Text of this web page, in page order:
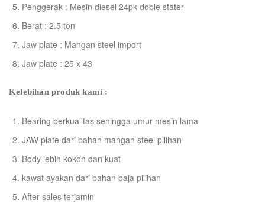
Penggerak : Mesin diesel 24pk doble stater
Berat : 2.5 ton
Jaw plate : Mangan steel import
Jaw plate : 25 x 43
Kelebihan produk kami :
Bearing berkualitas sehingga umur mesin lama
JAW plate dari bahan mangan steel pilihan
Body lebih kokoh dan kuat
kawat ayakan dari bahan baja pilihan
After sales terjamin